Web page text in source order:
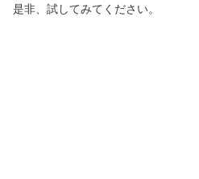
是非、試してみてください。